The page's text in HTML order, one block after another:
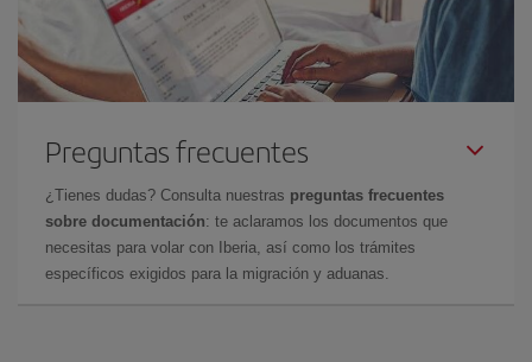
Preguntas frecuentes
¿Tienes dudas? Consulta nuestras preguntas frecuentes
sobre documentación: te aclaramos los documentos que
necesitas para volar con Iberia, así como los trámites
específicos exigidos para la migración y aduanas.